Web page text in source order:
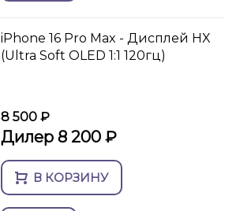
iPhone 16 Pro Max - Дисплей HX
(Ultra Soft OLED 1:1 120гц)
8 500 ₽
Дилер 8 200 ₽
В КОРЗИНУ